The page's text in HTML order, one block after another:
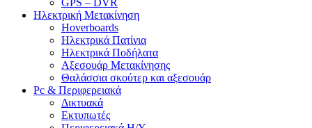
Ηλεκτρική Μετακίνηση
Hoverboards
Ηλεκτρικά Πατίνια
Ηλεκτρικά Ποδήλατα
Αξεσουάρ Μετακίνησης
Θαλάσσια σκούτερ και αξεσουάρ
Pc & Περιφερειακά
Δικτυακά
Εκτυπωτές